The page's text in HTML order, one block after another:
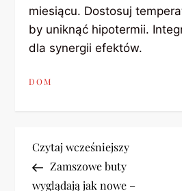
miesiącu. Dostosuj
by uniknąć hipotermii.
dla synergii efektów.
DOM
N
a
Previous
Post
Czytaj wcześniejszy
Zamszowe buty
wyglądają jak nowe –